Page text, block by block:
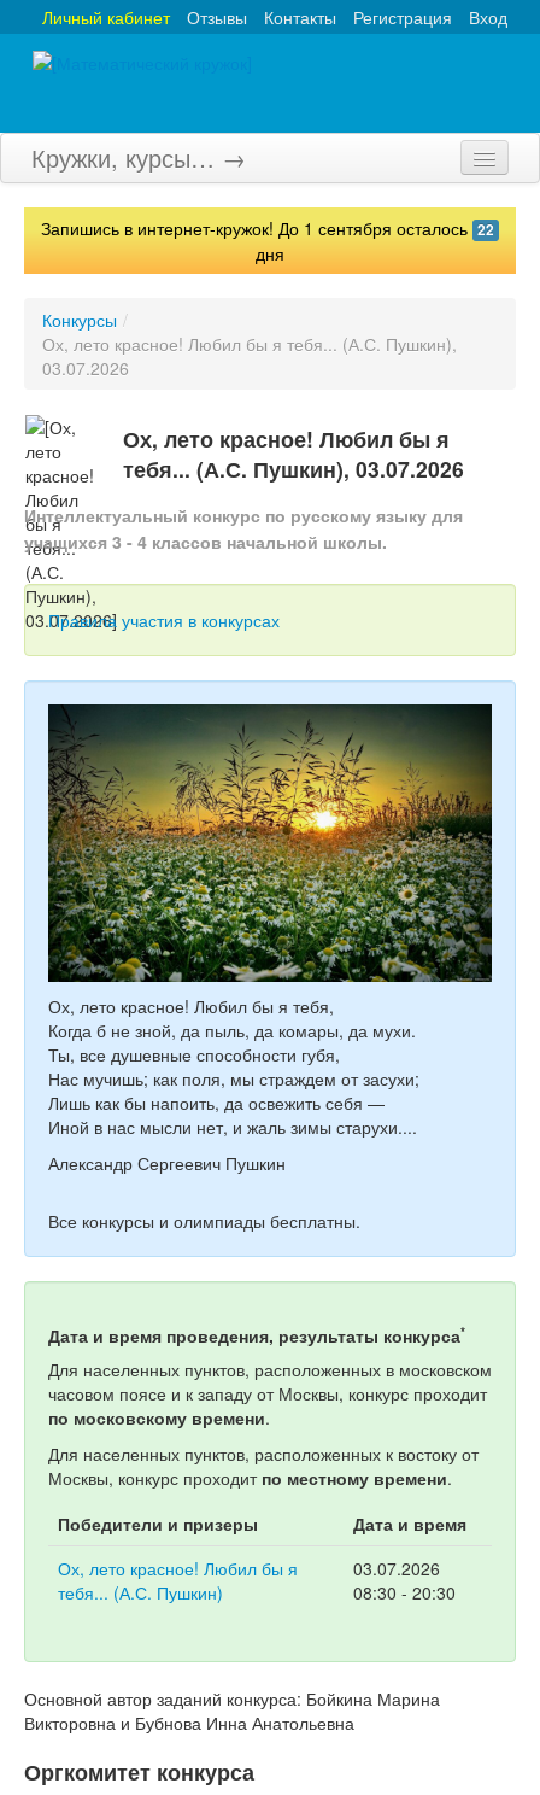
Вход
Регистрация
Контакты
Отзывы
Личный кабинет
Кружки, курсы… →
Главная
Олимпиады
Конкурсы
Вебинары
Тесты
Книги
Учитель
Запишись в интернет-кружок! До 1 сентября осталось 22
дня
Конкурсы /
Ох, лето красное! Любил бы я тебя... (А.С. Пушкин),
03.07.2026
Ох, лето красное! Любил бы я
тебя... (А.С. Пушкин), 03.07.2026
Интеллектуальный конкурс по русскому языку для
учащихся 3 - 4 классов начальной школы.
Правила участия в конкурсах
Ох, лето красное! Любил бы я тебя,
Когда б не зной, да пыль, да комары, да мухи.
Ты, все душевные способности губя,
Нас мучишь; как поля, мы страждем от засухи;
Лишь как бы напоить, да освежить себя —
Иной в нас мысли нет, и жаль зимы старухи....
Александр Сергеевич Пушкин
Все конкурсы и олимпиады бесплатны.
Дата и время проведения, результаты конкурса*
Для населенных пунктов, расположенных в московском
часовом поясе и к западу от Москвы, конкурс проходит
по московскому времени.
Для населенных пунктов, расположенных к востоку от
Москвы, конкурс проходит по местному времени.
Победители и призеры
Дата и время
Ох, лето красное! Любил бы я
тебя... (А.С. Пушкин)
03.07.2026
08:30 - 20:30
Основной автор заданий конкурса: Бойкина Марина
Викторовна и Бубнова Инна Анатольевна
Оргкомитет конкурса